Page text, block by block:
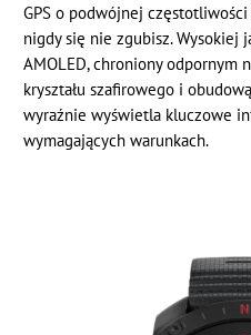
GPS o podwójnej
nigdy się nie zgubisz. Wysokiej
AMOLED, chroniony odpornym
kryształu szafirowego i
wyraźnie wyświetla kluczowe
wymagających warunkach.